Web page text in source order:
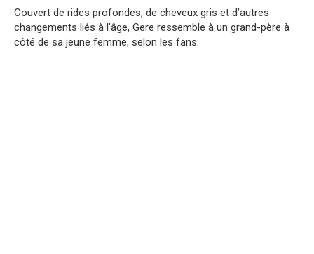
Couvert de rides profondes, de cheveux gris et d’autres
changements liés à l’âge, Gere ressemble à un grand-père à
côté de sa jeune femme, selon les fans.